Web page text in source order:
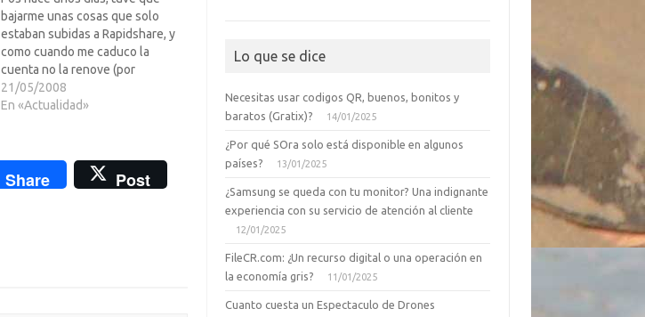
bajarme unas cosas que solo
estaban subidas a Rapidshare, y
como cuando me caduco la
cuenta no la renove (por
chorizos y por tratar mal a la
gente) pues lo poco que bajo de
21/05/2008
En «Actualidad»
Share
Post
Lo que se dice
Necesitas usar codigos QR, buenos, bonitos y
baratos (Gratix)?
14/01/2025
¿Por qué SOra solo está disponible en algunos
países?
13/01/2025
¿Samsung se queda con tu monitor? Una indignante
experiencia con su servicio de atención al cliente
12/01/2025
FileCR.com: ¿Un recurso digital o una operación en
la economía gris?
11/01/2025
Cuanto cuesta un Espectaculo de Drones